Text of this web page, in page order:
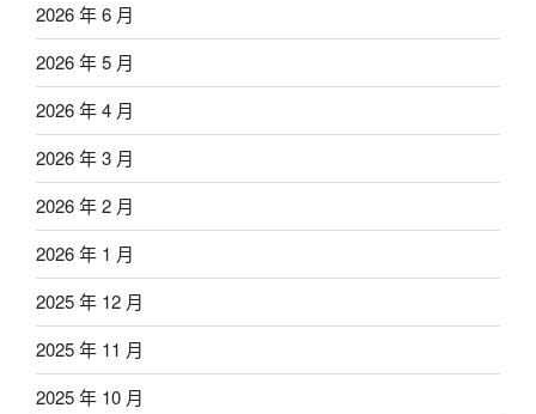
2026 年 6 月
2026 年 5 月
2026 年 4 月
2026 年 3 月
2026 年 2 月
2026 年 1 月
2025 年 12 月
2025 年 11 月
2025 年 10 月